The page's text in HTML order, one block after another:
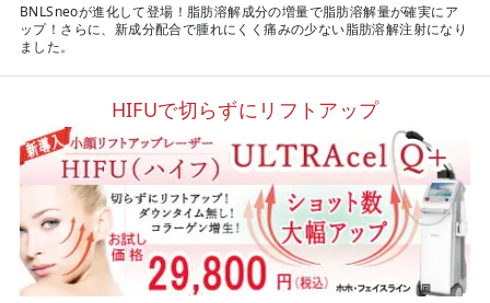
BNLSneoが進化して登場！脂肪溶解成分の増量で脂肪溶解量が確実にア
ップ！さらに、新成分配合で腫れにくく痛みの少ない脂肪溶解注射になり
ました。
HIFUで切らずにリフトアップ